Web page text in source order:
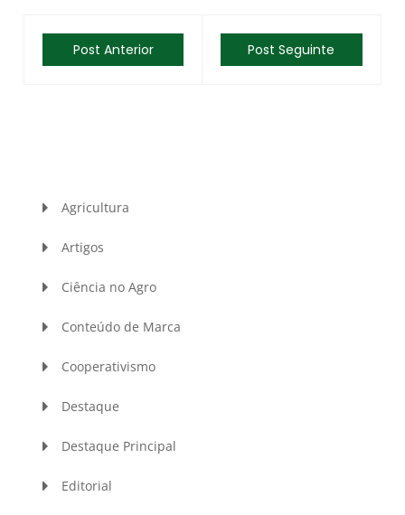
Post Anterior Post Seguinte
Agricultura
Artigos
Ciência no Agro
Conteúdo de Marca
Cooperativismo
Destaque
Destaque Principal
Editorial